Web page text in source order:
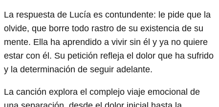
La respuesta de Lucía es contundente: le pide que la
olvide, que borre todo rastro de su existencia de su
mente. Ella ha aprendido a vivir sin él y ya no quiere
estar con él. Su petición refleja el dolor que ha sufrido
y la determinación de seguir adelante.
La canción explora el complejo viaje emocional de